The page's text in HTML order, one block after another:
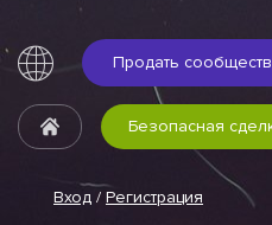
Продать
Вход / Регистрация
Безопасная